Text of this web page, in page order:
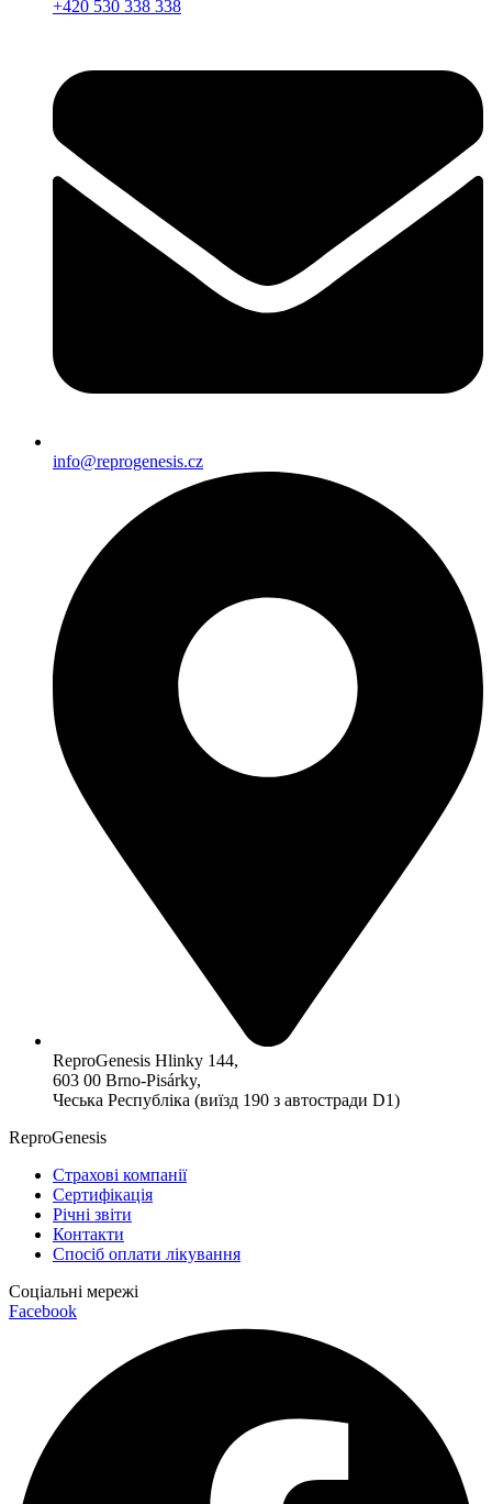
+420 530 338 338
info@reprogenesis.cz
ReproGenesis Hlinky 144,
603 00 Brno-Pisárky,
Чеська Республіка (виїзд 190 з автостради D1)
ReproGenesis
Страхові компанії
Сертифікація
Річні звіти
Контакти
Спосіб оплати лікування
Соціальні мережі
Facebook